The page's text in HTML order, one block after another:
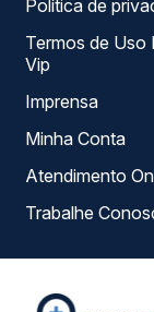
Política de
Termos de Uso Louge
Vip
Imprensa
Minha Conta
Trabalhe